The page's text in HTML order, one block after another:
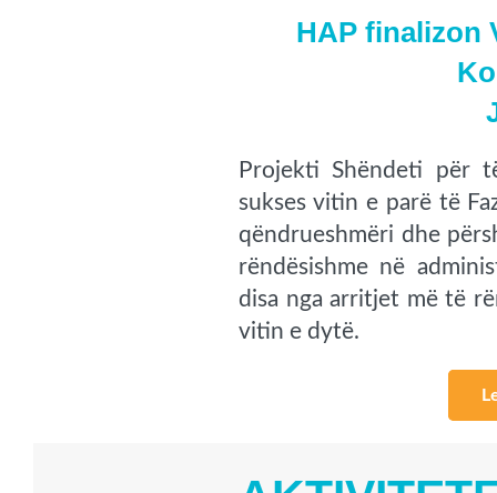
HAP finalizon
Projekti Shëndeti për
sukses vitin e parë të
qëndrueshmëri dhe
rëndësishme në
disa nga arritjet më të
vitin e dytë.